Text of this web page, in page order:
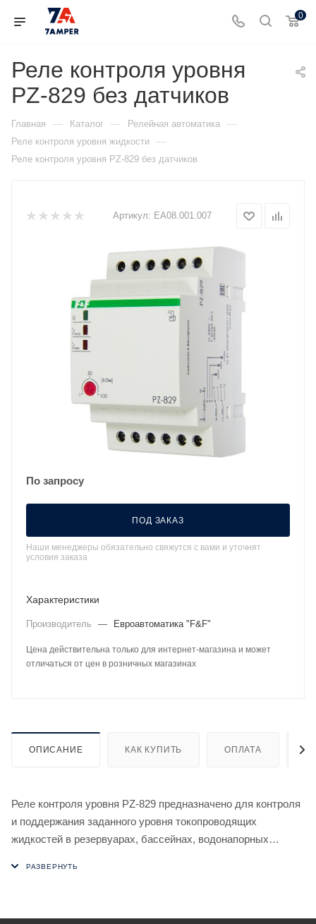
0
Реле контроля уровня
PZ-829 без датчиков
Главная — Каталог — Релейная автоматика —
Реле контроля уровня жидкости —
Реле контроля уровня PZ-829 без датчиков
Артикул: ЕА08.001.007
По запросу
ПОД ЗАКАЗ
Наши менеджеры обязательно свяжутся с вами и уточнят
условия заказа
Характеристики
Производитель — Евроавтоматика "F&F"
Цена действительна только для интернет-магазина и может
отличаться от цен в розничных магазинах
ОПИСАНИЕ КАК КУПИТЬ ОПЛАТА
Реле контроля уровня PZ-829 предназначено для контроля
и поддержания заданного уровня токопроводящих
жидкостей в резервуарах, бассейнах, водонапорных